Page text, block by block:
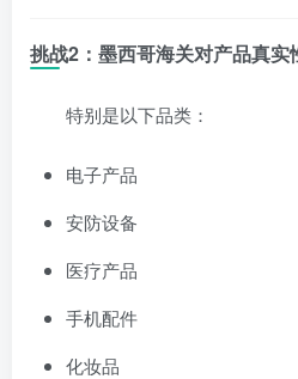
挑战2：墨西哥海关对产品真实
特别是以下品类：
电子产品
安防设备
医疗产品
手机配件
化妆品